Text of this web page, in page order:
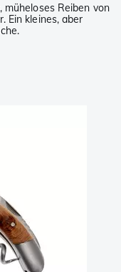
müheloses Reiben von
Ein kleines, aber